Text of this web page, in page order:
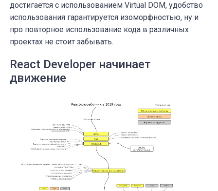
достигается с использованием Virtual DOM, удобство
использования гарантируется изоморфностью, ну и
про повторное использование кода в различных
проектах не стоит забывать.
React Developer начинает
движение